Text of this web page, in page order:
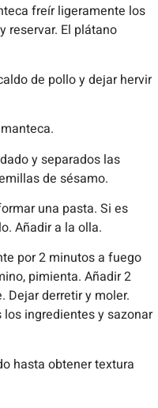
freír ligeramente los
reservar. El plátano
de pollo y dejar hervir
y separados las
de sésamo.
una pasta. Si es
Añadir a la olla.
por 2 minutos a fuego
pimienta. Añadir 2
Dejar derretir y moler.
ingredientes y sazonar
hasta obtener textura